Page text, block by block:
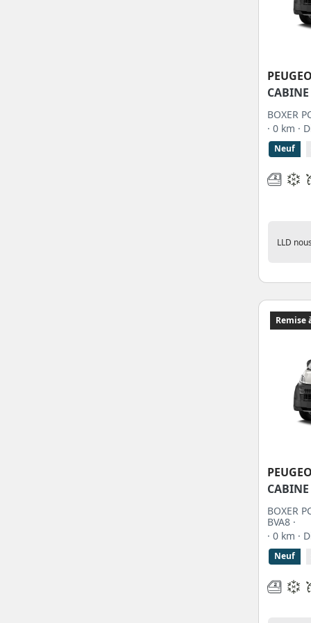
CABINE
BOXER
· 0 km ·
Neuf
LLD
Remise
CABINE
BOXER
BVA8 ·
· 0 km ·
Neuf